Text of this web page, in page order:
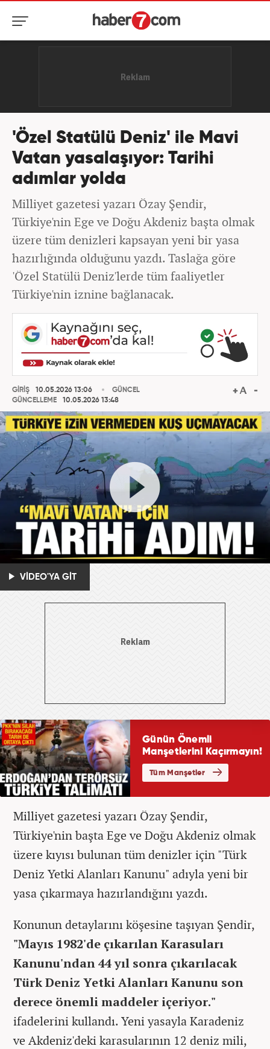
'Özel Statülü Deniz' ile Mavi
Vatan yasalaşıyor: Tarihi
adımlar yolda
Milliyet gazetesi yazarı Özay Şendir,
Türkiye'nin Ege ve Doğu Akdeniz başta olmak
üzere tüm denizleri kapsayan yeni bir yasa
hazırlığında olduğunu yazdı. Taslağa göre
'Özel Statülü Deniz'lerde tüm faaliyetler
Türkiye'nin iznine bağlanacak.
GİRİŞ
10.05.2026 13:06
GÜNCELLEME
10.05.2026 13:48
GÜNCEL
VİDEO'YA GİT
Milliyet gazetesi yazarı Özay Şendir,
Türkiye'nin başta Ege ve Doğu Akdeniz olmak
üzere kıyısı bulunan tüm denizler için "Türk
Deniz Yetki Alanları Kanunu" adıyla yeni bir
yasa çıkarmaya hazırlandığını yazdı.
Konunun detaylarını köşesine taşıyan Şendir,
"Mayıs 1982'de çıkarılan Karasuları
Kanunu'ndan 44 yıl sonra çıkarılacak
Türk Deniz Yetki Alanları Kanunu son
derece önemli maddeler içeriyor."
ifadelerini kullandı. Yeni yasayla Karadeniz
ve Akdeniz'deki karasularının 12 deniz mili,